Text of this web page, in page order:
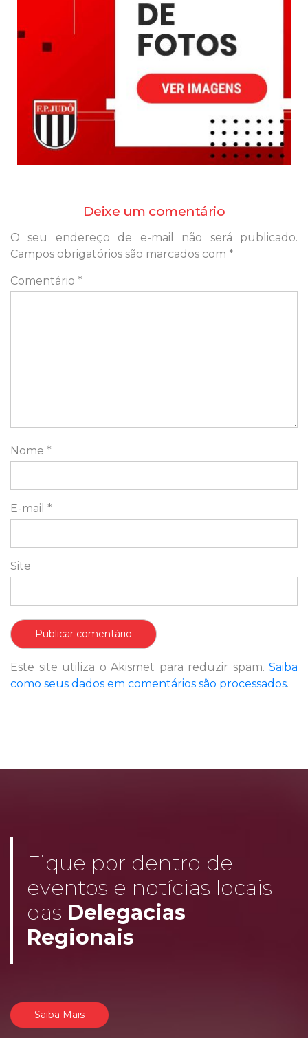
Deixe um comentário
O seu endereço de e-mail não será publicado.
Campos obrigatórios são marcados com *
Comentário *
Nome *
E-mail *
Site
Este site utiliza o Akismet para reduzir spam. Saiba
como seus dados em comentários são processados.
Fique por dentro de
eventos e notícias locais
das Delegacias
Regionais
Saiba Mais